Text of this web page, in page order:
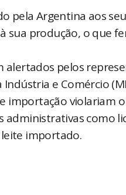
pela Argentina aos
sua produção, o que
pelos
e Comércio
importação violariam
administrativas como
leite importado.